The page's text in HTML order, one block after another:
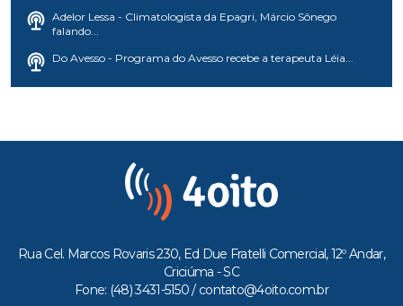
Adelor Lessa - Climatologista da Epagri, Márcio Sônego
falando...
Do Avesso - Programa do Avesso recebe a terapeuta Léia...
Rua Cel. Marcos Rovaris 230, Ed Due Fratelli Comercial, 12º Andar,
Criciúma - SC
Fone: (48) 3431-5150 / contato@4oito.com.br